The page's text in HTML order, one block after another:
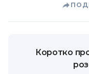
Коротко